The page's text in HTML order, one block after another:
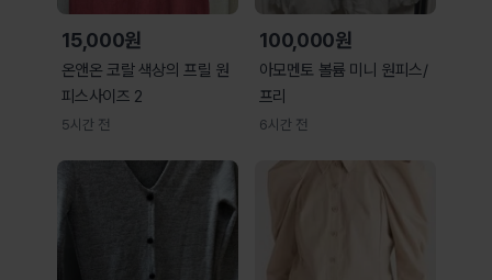
15,000원
온앤온 코랄 색상의 프릴 원
피스사이즈 2
5시간 전
100,000원
아모멘토 볼륨 미니 원피스/
프리
6시간 전